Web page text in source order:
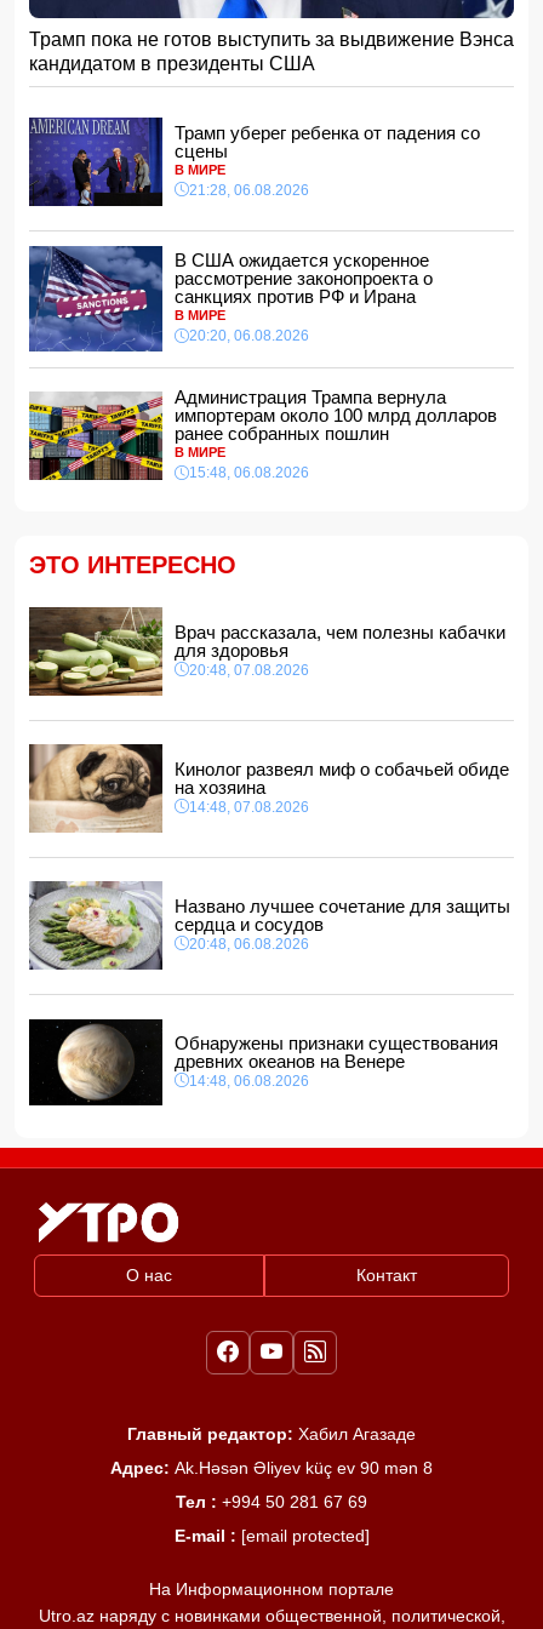
15:08, 07.08.2026
ВС РФ взяли под контроль Анискино в Харьковской
области
15:00, 07.08.2026
Кинолог развеял миф о собачьей обиде на хозяина
14:48, 07.08.2026
По делу Arzum 9999 назначена повторная комплексная
экспертиза
ЕС ввел новые санкции против России
14:34, 07.08.2026
Ужасающие подробности убийства мужа и жены в
Тертерском районе
14:28, 07.08.2026
14:14, 07.08.2026
Сына Абеля Магеррамова отозвали от должности посла
14:10, 07.08.2026
14:04, 07.08.2026
дипломатами
14:00, 07.08.2026
Прогноз погоды в Азербайджане на 8 августа
12:48, 07.08.2026
В Азербайджане ищут сотрудников с зарплатой до 10
12:40, 07.08.2026
Трамп пока не готов выступить за выдвижение Вэнса
кандидатом в президенты США
Трамп уберег ребенка от падения со
сцены
В МИРЕ
21:28, 06.08.2026
В США ожидается ускоренное
рассмотрение законопроекта о
санкциях против РФ и Ирана
В МИРЕ
20:20, 06.08.2026
Администрация Трампа вернула
импортерам около 100 млрд долларов
ранее собранных пошлин
В МИРЕ
15:48, 06.08.2026
ЭТО ИНТЕРЕСНО
Врач рассказала, чем полезны кабачки
для здоровья
20:48, 07.08.2026
Кинолог развеял миф о собачьей обиде
на хозяина
14:48, 07.08.2026
Названо лучшее сочетание для защиты
сердца и сосудов
20:48, 06.08.2026
Обнаружены признаки существования
древних океанов на Венере
14:48, 06.08.2026
О нас Контакт
Главный редактор: Хабил Агазаде
Адрес: Ak.Həsən Əliyev küç ev 90 mən 8
Тел : +994 50 281 67 69
E-mail : [email protected]
На Информационном портале
Utro.az наряду с новинками общественной, политической,